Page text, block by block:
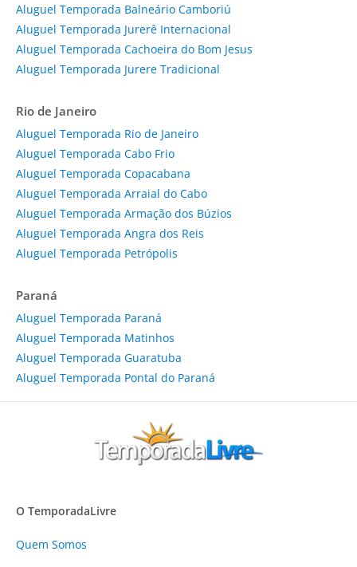
Aluguel Temporada Balneário Camboriú
Aluguel Temporada Jurerê Internacional
Aluguel Temporada Cachoeira do Bom Jesus
Aluguel Temporada Jurere Tradicional
Rio de Janeiro
Aluguel Temporada Rio de Janeiro
Aluguel Temporada Cabo Frio
Aluguel Temporada Copacabana
Aluguel Temporada Arraial do Cabo
Aluguel Temporada Armação dos Búzios
Aluguel Temporada Angra dos Reis
Aluguel Temporada Petrópolis
Paraná
Aluguel Temporada Paraná
Aluguel Temporada Matinhos
Aluguel Temporada Guaratuba
Aluguel Temporada Pontal do Paraná
O TemporadaLivre
Quem Somos